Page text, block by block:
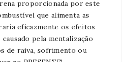
proporcionada por este
que alimenta as
eficazmente os efeitos
pela mentalização
de raiva, sofrimento ou